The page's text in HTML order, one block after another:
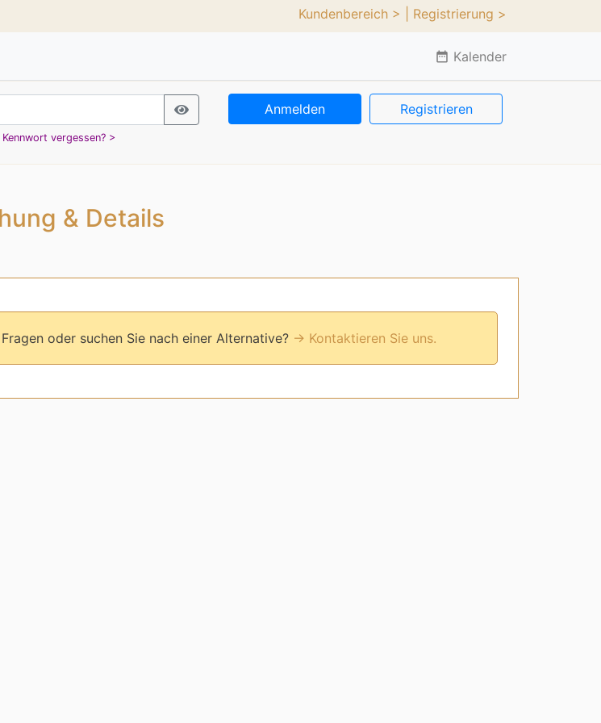
Kundenbereich > | Registrierung >
date_range Kalender
Kennwort vergessen? >
Anmelden Registrieren
& Details
oder suchen Sie nach einer Alternative? → Kontaktieren Sie uns.